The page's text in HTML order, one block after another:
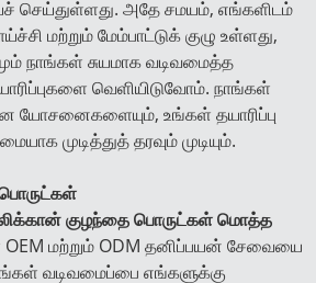
செய்துள்ளது. அதே சமயம், எங்களிடம்
மற்றும் மேம்பாட்டுக் குழு உள்ளது,
நாங்கள் சுயமாக வடிவமைத்த
வெளியிடுவோம். நாங்கள்
யோசனைகளையும், உங்கள் தயாரிப்பு
முடித்துத் தரவும் முடியும்.
குழந்தை பொருட்கள் மொத்த
மற்றும் ODM தனிப்பயன் சேவையை
வடிவமைப்பை எங்களுக்கு